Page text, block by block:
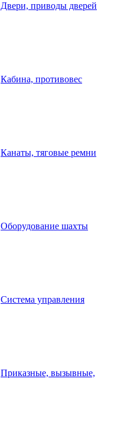
Двери, приводы дверей
Кабина, противовес
Канаты, тяговые ремни
Оборудование шахты
Система управления
Приказные, вызывные,